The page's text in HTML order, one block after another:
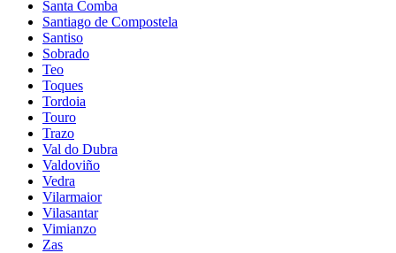
Santa Comba
Santiago de Compostela
Santiso
Sobrado
Teo
Toques
Tordoia
Touro
Trazo
Val do Dubra
Valdoviño
Vedra
Vilarmaior
Vilasantar
Vimianzo
Zas